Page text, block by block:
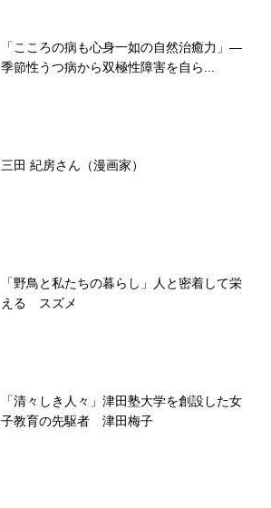
「こころの病も心身一如の自然治癒力」―
季節性うつ病から双極性障害を自ら...
三田 紀房さん（漫画家）
「野鳥と私たちの暮らし」人と密着して栄
える スズメ
「清々しき人々」津田塾大学を創設した女
子教育の先駆者 津田梅子